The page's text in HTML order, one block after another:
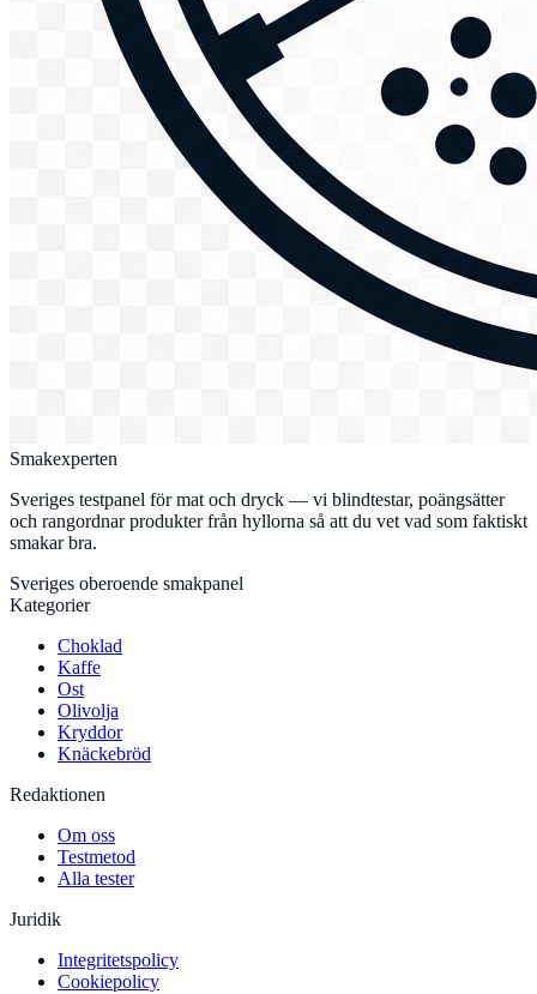
Smakexperten
Sveriges testpanel för mat och dryck — vi blindtestar, poängsätter
och rangordnar produkter från hyllorna så att du vet vad som faktiskt
smakar bra.
Sveriges oberoende smakpanel
Kategorier
Choklad
Kaffe
Ost
Olivolja
Kryddor
Knäckebröd
Redaktionen
Om oss
Testmetod
Alla tester
Juridik
Integritetspolicy
Cookiepolicy